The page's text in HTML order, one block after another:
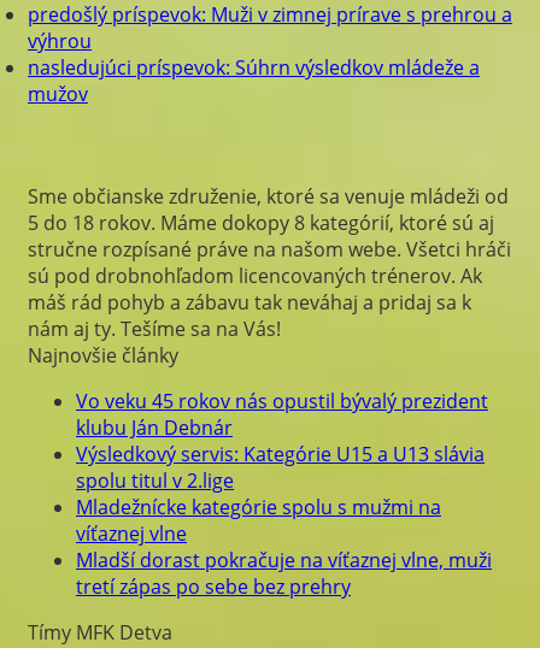
predošlý príspevok: Muži v zimnej prírave s prehrou a
výhrou
nasledujúci príspevok: Súhrn výsledkov mládeže a
mužov
Sme občianske združenie, ktoré sa venuje mládeži od
5 do 18 rokov. Máme dokopy 8 kategórií, ktoré sú aj
stručne rozpísané práve na našom webe. Všetci hráči
sú pod drobnohľadom licencovaných trénerov. Ak
máš rád pohyb a zábavu tak neváhaj a pridaj sa k
nám aj ty. Tešíme sa na Vás!
Najnovšie články
Vo veku 45 rokov nás opustil bývalý prezident
klubu Ján Debnár
Výsledkový servis: Kategórie U15 a U13 slávia
spolu titul v 2.lige
Mladežnícke kategórie spolu s mužmi na
víťaznej vlne
Mladší dorast pokračuje na víťaznej vlne, muži
tretí zápas po sebe bez prehry
Tímy MFK Detva